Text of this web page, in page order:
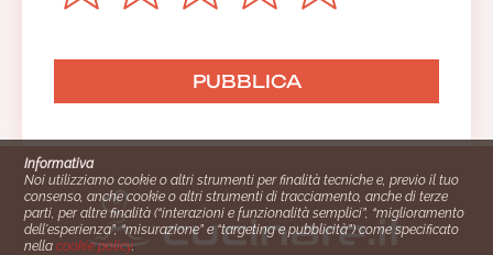
Informativa
Noi utilizziamo cookie o altri strumenti per finalità tecniche e, previo il tuo
consenso, anche cookie o altri strumenti di tracciamento, anche di terze
parti, per altre finalità (“interazioni e funzionalità semplici”, “miglioramento
dell'esperienza”, “misurazione” e “targeting e pubblicità”) come specificato
nellacookie policy.